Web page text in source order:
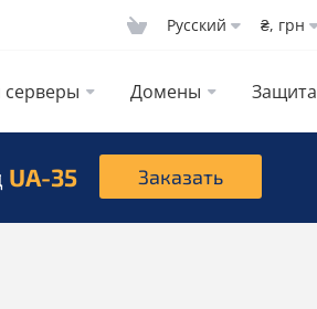
Русcкий ₴, грн
серверы Домены Защита
UA-35 Заказать